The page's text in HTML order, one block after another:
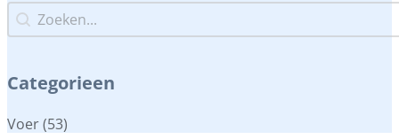
Zoeken...
Zoeken...
Categorieen
Categorieen
Voer(53)